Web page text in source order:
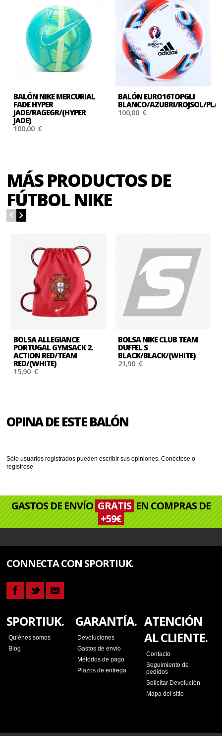
BALÓN NIKE MERCURIAL
FADE HYPER
JADE/RAGEGR/(HYPER
JADE)
100,00 €
BALÓN EURO16TOPGLI
BLANCO/AZUBRI/ROJSOL/
100,00 €
MÁS PRODUCTOS DE
FÚTBOL NIKE
BOLSA ALLEGIANCE
PORTUGAL GYMSACK 2.
ACTION RED/TEAM
RED/(WHITE)
15,90 €
BOLSA NIKE CLUB TEAM
DUFFEL S
BLACK/BLACK/(WHITE)
21,90 €
OPINA DE ESTE BALÓN
Sólo usuarios registrados pueden escribir sus opiniones.Conéctese o
regístrese
GASTOS DE ENVÍO GRATISEN COMPRAS DE
+59€
CONNECTA CON SPORTIUK.
SPORTIUK.
Quiénes somos
Blog
GARANTÍA.
Devoluciones
Gastos de envío
Métodos de pago
Plazos de entrega
ATENCIÓN
AL CLIENTE.
Contacto
Seguimiento de
pedidos
Solicitar Devolución
Mapa del sitio